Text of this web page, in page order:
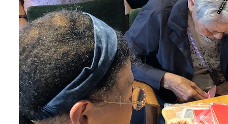
care plan center
concierge desk
facilities
cafe